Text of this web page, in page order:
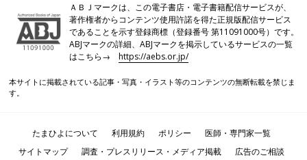
ＡＢＪマークは、この電子書店・電子書籍配信サービスが、
著作権者からコンテンツ使用許諾を得た正規版配信サービス
であることを示す登録商標（登録番号 第11091000号）です。
ABJマークの詳細、ABJマークを掲示しているサービスの一覧
はこちら→https://aebs.or.jp/
本サイトに掲載されている記事・写真・イラスト等のコンテンツの無断転載を禁じま
す。
たまひよについて 利用規約 ポリシー
医師・専門家一覧
サイトマップ
調査・プレスリリース・メディア掲載 広告のご相談